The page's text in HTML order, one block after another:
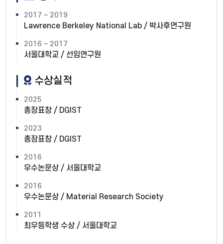
2017 ~ 2019
Lawrence Berkeley National Lab / 박사후연구원
2016 ~ 2017
서울대학교 / 선임연구원
수상실적
2025
총장표창 / DGIST
2023
총장표창 / DGIST
2016
우수논문상 / 서울대학교
2016
우수논문상 / Material Research Society
2011
최우등학생 수상 / 서울대학교